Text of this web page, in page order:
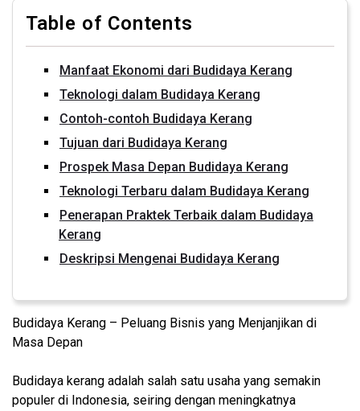
Table of Contents
Manfaat Ekonomi dari Budidaya Kerang
Teknologi dalam Budidaya Kerang
Contoh-contoh Budidaya Kerang
Tujuan dari Budidaya Kerang
Prospek Masa Depan Budidaya Kerang
Teknologi Terbaru dalam Budidaya Kerang
Penerapan Praktek Terbaik dalam Budidaya
Kerang
Deskripsi Mengenai Budidaya Kerang
Budidaya Kerang – Peluang Bisnis yang Menjanjikan di
Masa Depan
Budidaya kerang adalah salah satu usaha yang semakin
populer di Indonesia, seiring dengan meningkatnya